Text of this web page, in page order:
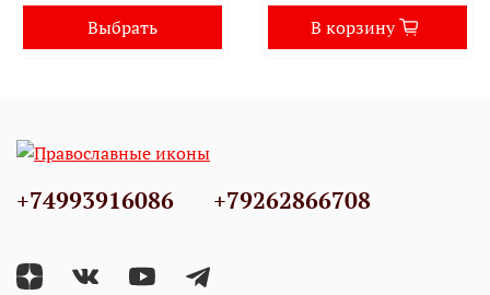
Выбрать В корзину
+74993916086 +79262866708